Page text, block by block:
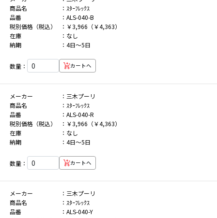
商品名
ｽﾀｰﾌﾚｯｸｽ
品番
ALS-040-B
税別価格（税込）
￥3,966（￥4,363）
在庫
なし
納期
4日～5日
数量： カートへ
メーカー
三木プーリ
商品名
ｽﾀｰﾌﾚｯｸｽ
品番
ALS-040-R
税別価格（税込）
￥3,966（￥4,363）
在庫
なし
納期
4日～5日
数量： カートへ
メーカー
三木プーリ
商品名
ｽﾀｰﾌﾚｯｸｽ
品番
ALS-040-Y